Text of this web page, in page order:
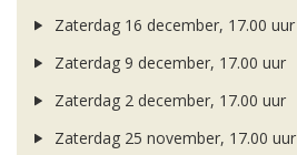
Zaterdag 16 december, 17.00 uur
Zaterdag 9 december, 17.00 uur
Zaterdag 2 december, 17.00 uur
Zaterdag 25 november, 17.00 uur